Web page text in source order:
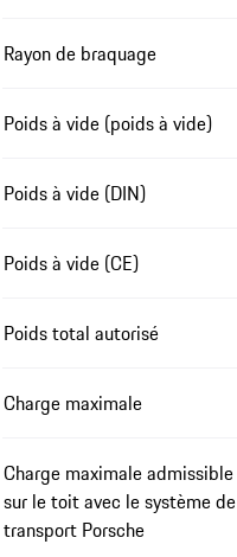
Rayon de braquage
Poids à vide (poids à vide)
Poids à vide (DIN)
Poids à vide (CE)
Poids total autorisé
Charge maximale
Charge maximale admissible
sur le toit avec le système de
transport Porsche